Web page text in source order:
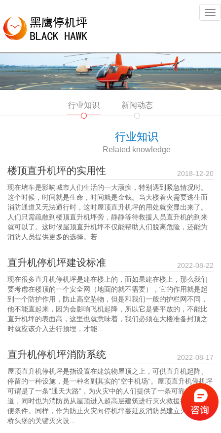
行业知识 新闻动态
行业知识
Related knowledge
楼顶直升机坪的实用性
2018-12-20
现在堵车是影响城市人们生活的一大顽疾，特别遇到紧急情况时。
这个时候，时间就是生命，时间就是金钱。当大楼着火需要逃生而
消防通道又无法通行时，这时屋顶直升机坪的用处就突显出来了。
人们只需疏散到楼顶直升机坪旁，静静等待救援人员直升机的到来
就可以了。这时候屋顶直升机坪不仅能帮助人们脱离危险，还能为
消防人员提供更多的选择。若...
直升机停机坪建设标准
2022-08-22
现在很多直升机停机坪是建在楼上的，而如果建在楼上，那么我们
要考虑在楼顶的一个安全网（地面的就不需要），它的作用就是起
到一个防护作用，防止高空坠物，但是和我们一般的护栏网不同，
他不能直起来，因为会影响飞机起降，所以它是要平放的，不能比
直升机坪的表面高，这里也就意味着，我们必须在大楼准备封顶之
时就应该介入进行预埋，才能...
直升机停机坪消防系统
2022-08-17
屋顶直升机停机坪是指设置在建筑物屋顶之上，可供直升机起降、
停留的一种设施，是一种名副其实的”空中机场”。屋顶直升机停机坪
可谓是了一条“通天大路”，为火灾中的人们提供了一条可靠的逃生通
道，同时也为消防员从屋顶进入超高层建筑进行灭火救援提供了方
便条件。同样，作为防止火灾向停机坪蔓延及消防员建立灭火战斗
桥头堡的关键灭火设...